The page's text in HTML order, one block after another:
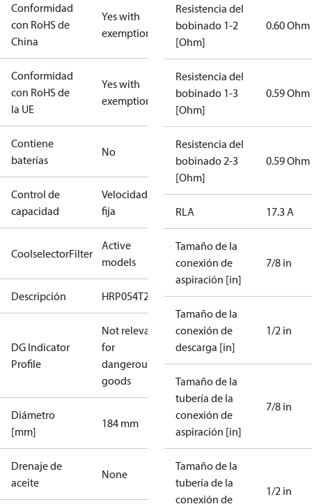
Conformidad
con RoHS de
China
Yes with
exemptions
Conformidad
con RoHS de
la UE
Yes with
exemptions
Contiene
baterías
No
Control de
capacidad
Velocidad
fija
CoolselectorFilter
Active
models
Descripción HRP054T2
DG Indicator
Profile
Not relevant
for
dangerous
goods
Diámetro
[mm]
184 mm
Drenaje de
aceite
None
Resistencia del
bobinado 1-2
[Ohm]
0.60 Ohm
Resistencia del
bobinado 1-3
[Ohm]
0.59 Ohm
Resistencia del
bobinado 2-3
[Ohm]
0.59 Ohm
RLA 17.3 A
Tamaño de la
conexión de
aspiración [in]
7/8 in
Tamaño de la
conexión de
descarga [in]
1/2 in
Tamaño de la
tubería de la
conexión de
aspiración [in]
7/8 in
Tamaño de la
tubería de la
conexión de
1/2 in